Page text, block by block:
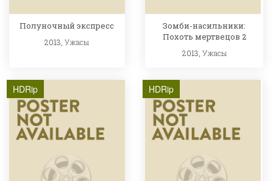
Полуночный экспресс
2013,Ужасы
Зомби-насильники:
Похоть мертвецов 2
2013, Ужасы
HDRip HDRip